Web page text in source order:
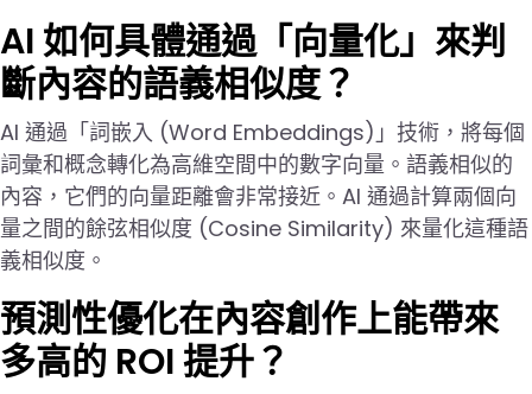
AI 如何具體通過「向量化」來判
斷內容的語義相似度？
AI 通過「詞嵌入 (Word Embeddings)」技術，將每個
詞彙和概念轉化為高維空間中的數字向量。語義相似的
內容，它們的向量距離會非常接近。AI 通過計算兩個向
量之間的餘弦相似度 (Cosine Similarity) 來量化這種語
義相似度。
預測性優化在內容創作上能帶來
多高的 ROI 提升？